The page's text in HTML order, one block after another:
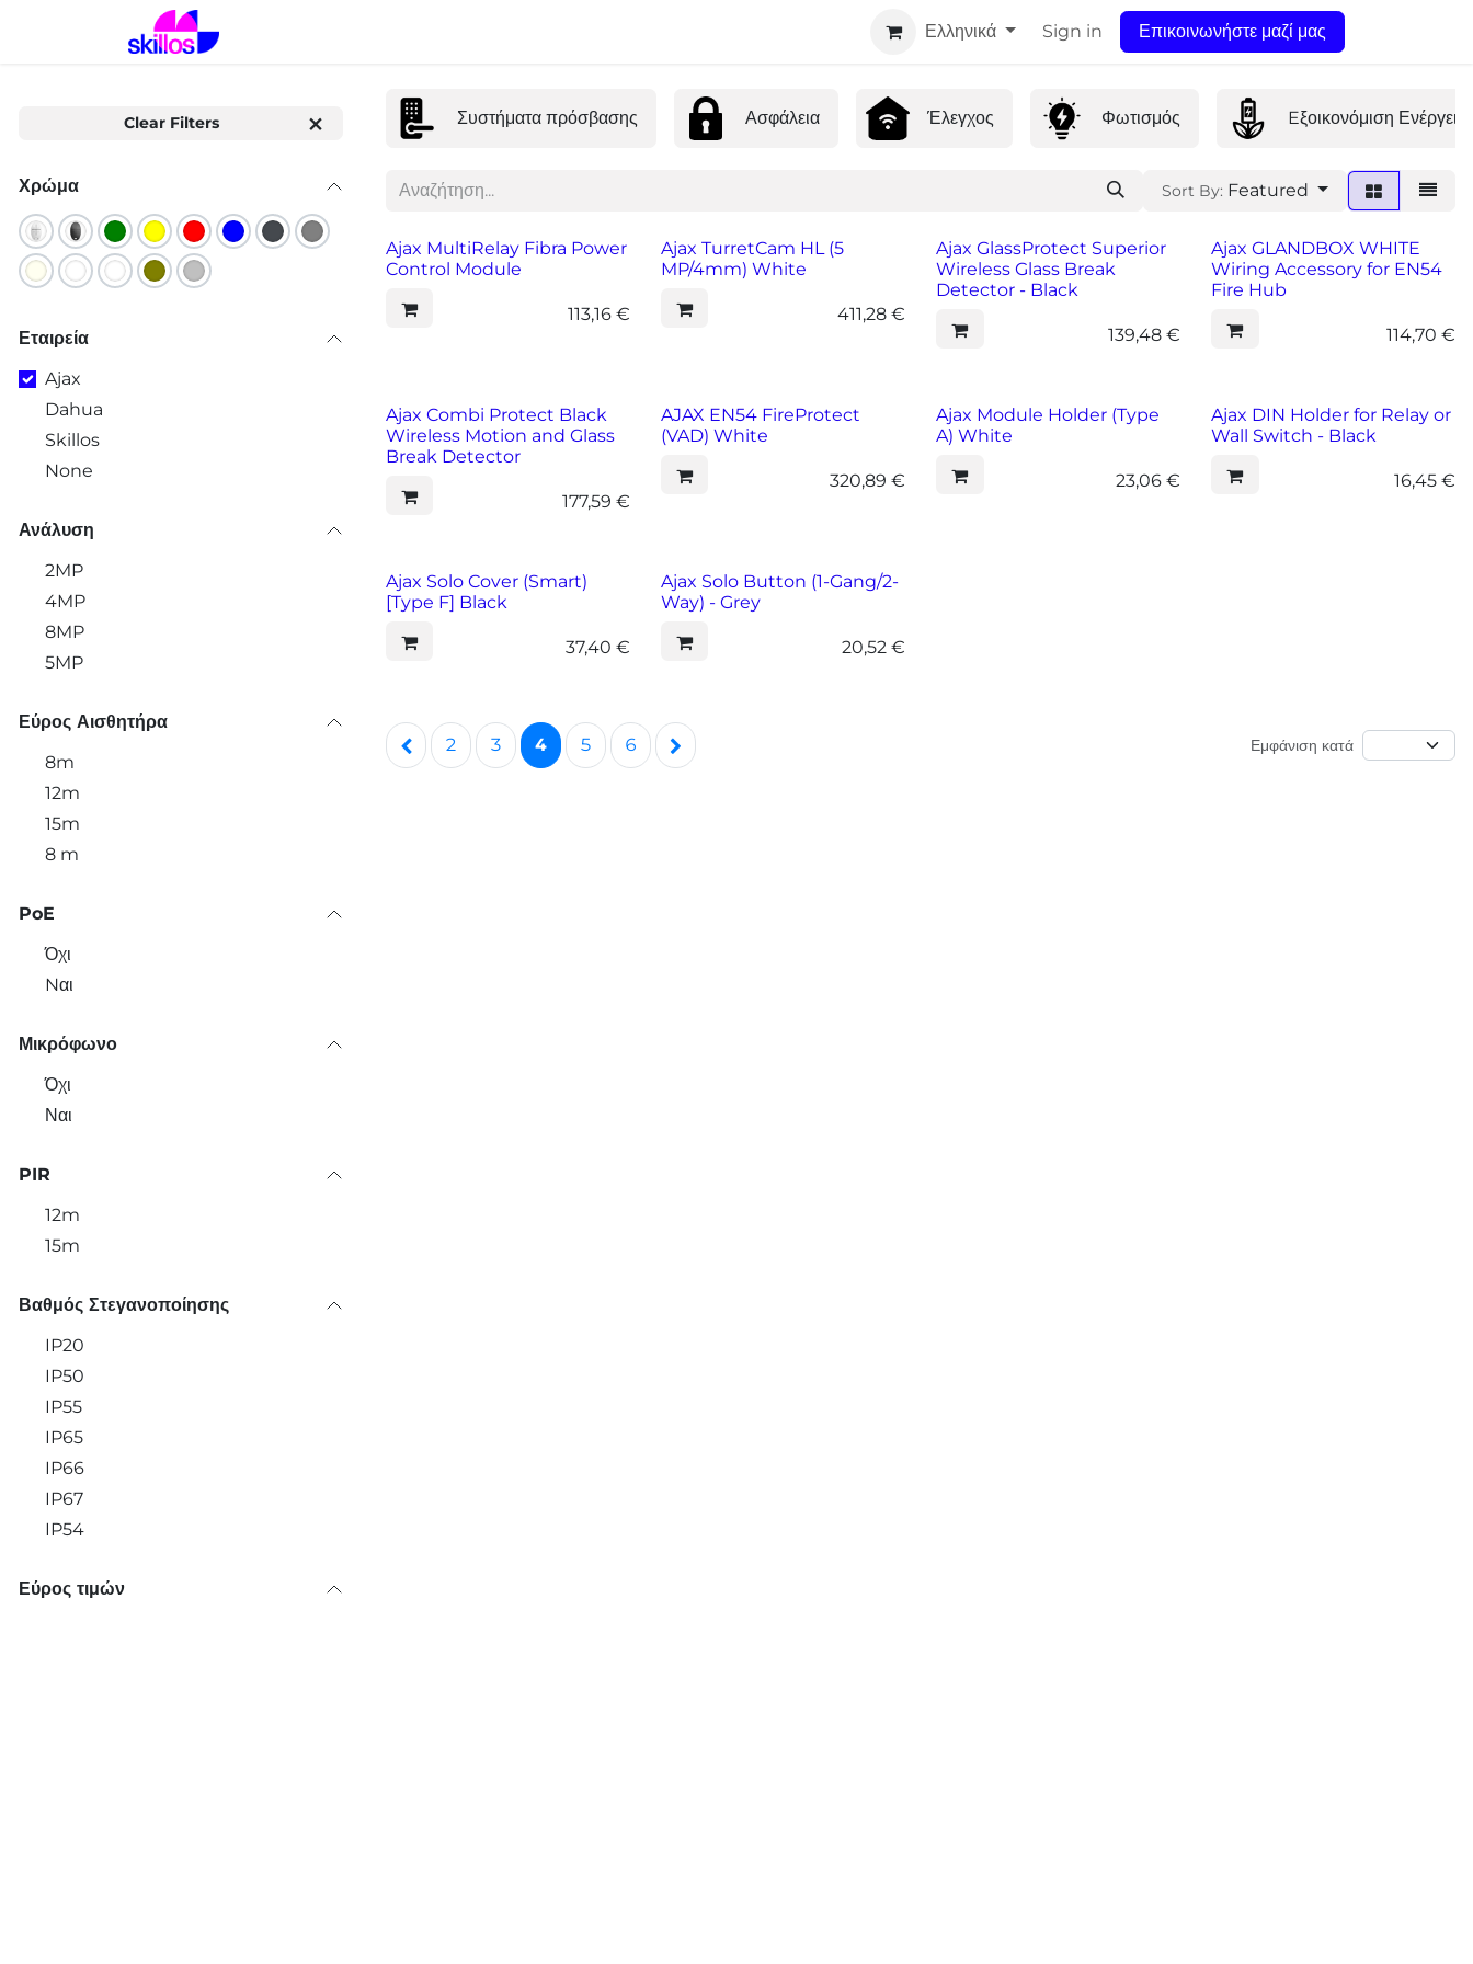
Ελληνικά Sign in Επικοινωνήστε μαζί μας
Clear Filters
Χρώμα
Εταιρεία
Ajax
Dahua
Skillos
None
Ανάλυση
2MP
4MP
8MP
5MP
Εύρος Αισθητήρα
8m
12m
15m
8 m
PoE
Όχι
Nαι
Μικρόφωνο
Όχι
Ναι
PIR
12m
15m
Βαθμός Στεγανοποίησης
IP20
IP50
IP55
IP65
IP66
IP67
IP54
Εύρος τιμών
Συστήματα πρόσβασης Ασφάλεια Έλεγχος Φωτισμός Eξοικονόμιση
Sort By: Featured
Ajax MultiRelay Fibra Power
Control Module
113,16€
Ajax TurretCam HL (5
MP/4mm) White
411,28€
Ajax GlassProtect Superior
Wireless Glass Break
Detector - Black
139,48€
Ajax GLANDBOX WHITE
Wiring Accessory for EN54
Fire Hub
114,70 €
Ajax Combi Protect Black
Wireless Motion and Glass
Break Detector
177,59 €
AJAX EN54 FireProtect
(VAD) White
320,89 €
Ajax Module Holder (Type
A) White
23,06€
Ajax DIN Holder for Relay or
Wall Switch - Black
16,45€
Ajax Solo Cover (Smart)
[Type F] Black
37,40 €
Ajax Solo Button (1-Gang/2-
Way) - Grey
20,52€
2 3 4 5 6 Εμφάνιση κατά